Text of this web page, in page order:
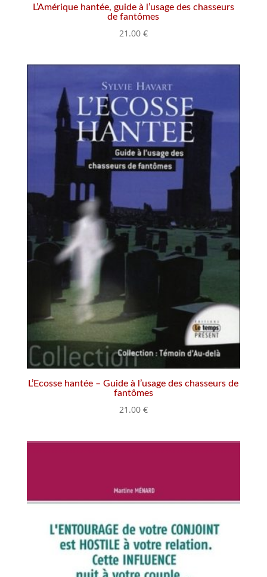
L’Amérique hantée, guide à l’usage des chasseurs
de fantômes
21.00 €
L’Ecosse hantée – Guide à l’usage des chasseurs de
fantômes
21.00 €